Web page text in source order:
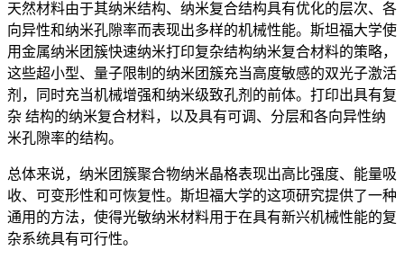
天然材料由于其纳米结构、纳米复合结构具有优化的层次、各
向异性和纳米孔隙率而表现出多样的机械性能。斯坦福大学使
用金属纳米团簇快速纳米打印复杂结构纳米复合材料的策略，
这些超小型、量子限制的纳米团簇充当高度敏感的双光子激活
剂，同时充当机械增强和纳米级致孔剂的前体。打印出具有复
杂 结构的纳米复合材料，以及具有可调、分层和各向异性纳
米孔隙率的结构。
总体来说，纳米团簇聚合物纳米晶格表现出高比强度、能量吸
收、可变形性和可恢复性。斯坦福大学的这项研究提供了一种
通用的方法，使得光敏纳米材料用于在具有新兴机械性能的复
杂系统具有可行性。